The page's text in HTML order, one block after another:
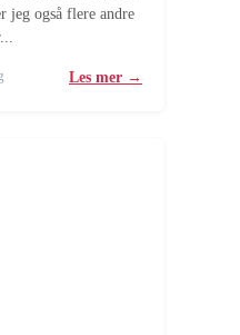
jeg også flere andre
Les mer →